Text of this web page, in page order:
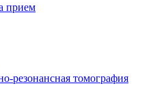
прием
резонансная томография